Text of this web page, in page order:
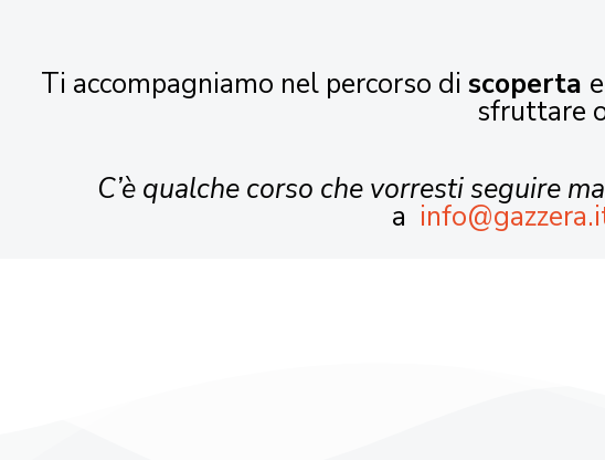
Ti accompagniamo nel percorso di scoperta e
sfruttare
C’è qualche corso che vorresti seguire
a